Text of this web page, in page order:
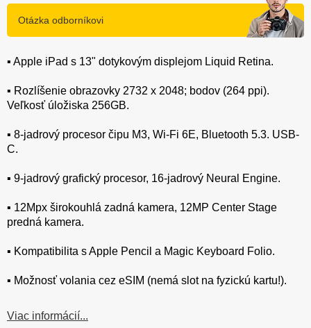
Otázka odborníkovi
▪️ Apple iPad s 13" dotykovým displejom Liquid Retina.
▪️ Rozlíšenie obrazovky 2732 x 2048; bodov (264 ppi).
Veľkosť úložiska 256GB.
▪️ 8-jadrový procesor čipu M3, Wi-Fi 6E, Bluetooth 5.3. USB-
C.
▪️ 9-jadrový grafický procesor, 16-jadrový Neural Engine.
▪️ 12Mpx širokouhlá zadná kamera, 12MP Center Stage
predná kamera.
▪️ Kompatibilita s Apple Pencil a Magic Keyboard Folio.
▪️ Možnosť volania cez eSIM (nemá slot na fyzickú kartu!).
Viac informácií...